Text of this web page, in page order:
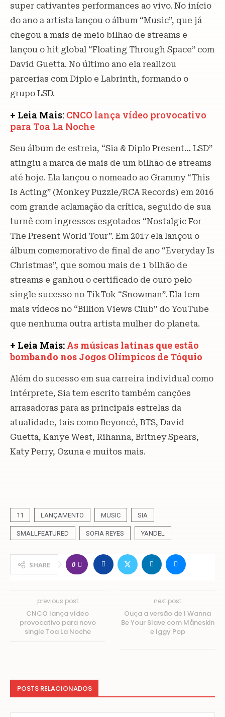
super cativantes performances ao vivo. No início
do ano a artista lançou o álbum “Music”, que já
chegou a mais de meio bilhão de streams e
lançou o hit global “Floating Through Space” com
David Guetta. No último ano ela realizou
parcerias com Diplo e Labrinth, formando o
grupo LSD.
+ Leia Mais: CNCO lança vídeo provocativo
para Toa La Noche
Seu álbum de estreia, “Sia & Diplo Present… LSD”
atingiu a marca de mais de um bilhão de streams
até hoje. Ela lançou o nomeado ao Grammy “This
Is Acting” (Monkey Puzzle/RCA Records) em 2016
com grande aclamação da crítica, seguido de sua
turnê com ingressos esgotados “Nostalgic For
The Present World Tour”. Em 2017 ela lançou o
álbum comemorativo de final de ano “Everyday Is
Christmas”, que somou mais de 1 bilhão de
streams e ganhou o certificado de ouro pelo
single sucesso no TikTok “Snowman”. Ela tem
mais vídeos no “Billion Views Club” do YouTube
que nenhuma outra artista mulher do planeta.
+ Leia Mais: As músicas latinas que estão
bombando nos Jogos Olímpicos de Tóquio
Além do sucesso em sua carreira individual como
intérprete, Sia tem escrito também canções
arrasadoras para as principais estrelas da
atualidade, tais como Beyoncé, BTS, David
Guetta, Kanye West, Rihanna, Britney Spears,
Katy Perry, Ozuna e muitos mais.
11 LANÇAMENTO MUSIC SIA
SMALLFEATURED SOFIA REYES YANDEL
SHARE 0
previous post
CNCO lança vídeo
provocativo para novo
single Toa La Noche
next post
Ouça a versão de I Wanna
Be Your Slave com Måneskin
e Iggy Pop
POSTS RELACIONADOS